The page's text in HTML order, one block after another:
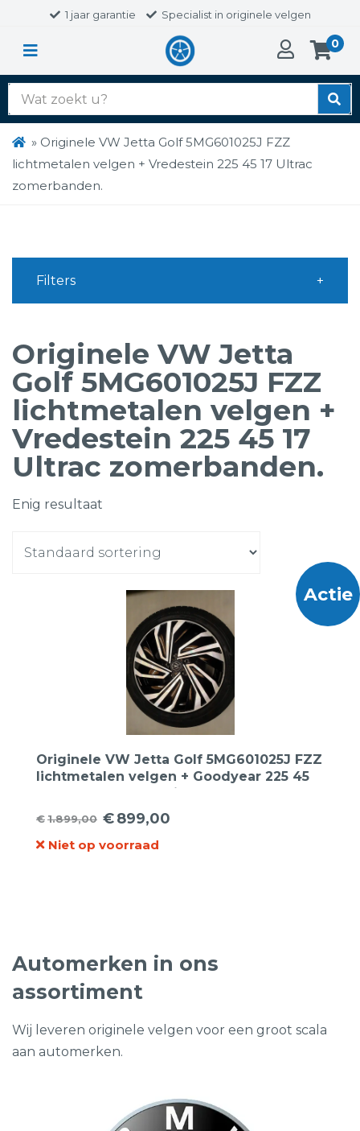
1 jaar garantie Specialist in originele velgen
0
Zoek
naar:
» Originele VW Jetta Golf 5MG601025J FZZ
lichtmetalen velgen + Vredestein 225 45 17 Ultrac
zomerbanden.
Originele VW Jetta
Golf 5MG601025J FZZ
lichtmetalen velgen +
Vredestein 225 45 17
Ultrac zomerbanden.
Enig resultaat
Actie
Originele VW Jetta Golf 5MG601025J FZZ
lichtmetalen velgen + Goodyear 225 45
17 Eagle F1 Asymetric 5 zomerbanden.
€1.899,00
Oorspronkelijke
prijs
€899,00
Huidige
prijs
Niet op voorraad
Filters
Automerken in ons
assortiment
Wij leveren originele velgen voor een groot scala
aan automerken.